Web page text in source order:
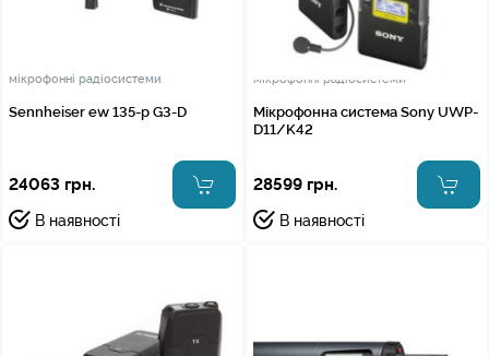
мікрофонні радіосистеми
Sennheiser ew 135-p G3-D
24063 грн.
В наявності
мікрофонні радіосистеми
Мікрофонна система Sony UWP-
D11/K42
28599 грн.
В наявності